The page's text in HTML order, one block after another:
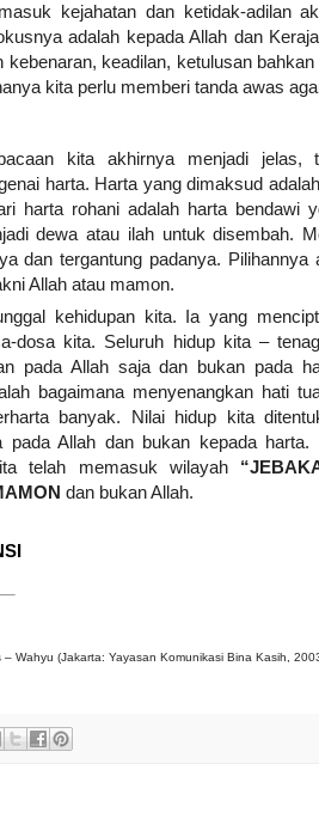
kejahatan dan ketidak-adilan
adalah kepada Allah dan
keadilan, ketulusan
kita perlu memberi tanda awas
kita akhirnya menjadi jelas,
harta. Harta yang dimaksud
harta rohani adalah harta bendawi
dewa atau ilah untuk disembah.
dan tergantung padanya. Pilihannya
Allah atau mamon.
kehidupan kita. Ia yang
dosa kita. Seluruh hidup kita –
pada Allah sajadan bukan pada
bagaimana menyenangkan hati
banyak. Nilai hidup kita
Allah dan bukan kepada harta.
telah memasuk wilayah
dan bukan Allah.
– Wahyu (Jakarta: Yayasan Komunikasi Bina Kasih,